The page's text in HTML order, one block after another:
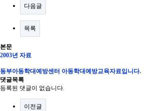
다음글
목록
본문
2003년 자료
동부아동학대예방센터 아동학대예방교육자료입니다.
댓글목록
등록된 댓글이 없습니다.
이전글